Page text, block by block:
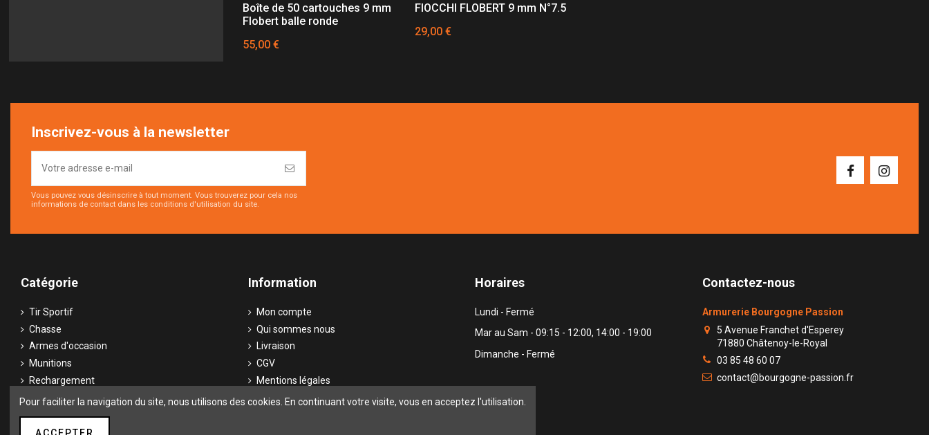
Boîte de 50 cartouches 9 mm
Flobert balle ronde
55,00 €
FIOCCHI FLOBERT 9 mm N°7.5
29,00 €
Inscrivez-vous à la newsletter
Vous pouvez vous désinscrire à tout moment. Vous trouverez pour cela nos
informations de contact dans les conditions d'utilisation du site.
Catégorie
Tir Sportif
Chasse
Armes d'occasion
Munitions
Rechargement
Optiques
Information
Mon compte
Qui sommes nous
Livraison
CGV
Mentions légales
Contactez-nous
Horaires
Lundi - Fermé
Mar au Sam - 09:15 - 12:00, 14:00 - 19:00
Dimanche - Fermé
Contactez-nous
Armurerie Bourgogne Passion
5 Avenue Franchet d'Esperey
71880 Châtenoy-le-Royal
03 85 48 60 07
contact@bourgogne-passion.fr
Pour faciliter la navigation du site, nous utilisons des cookies. En continuant votre visite, vous en acceptez l'utilisation.